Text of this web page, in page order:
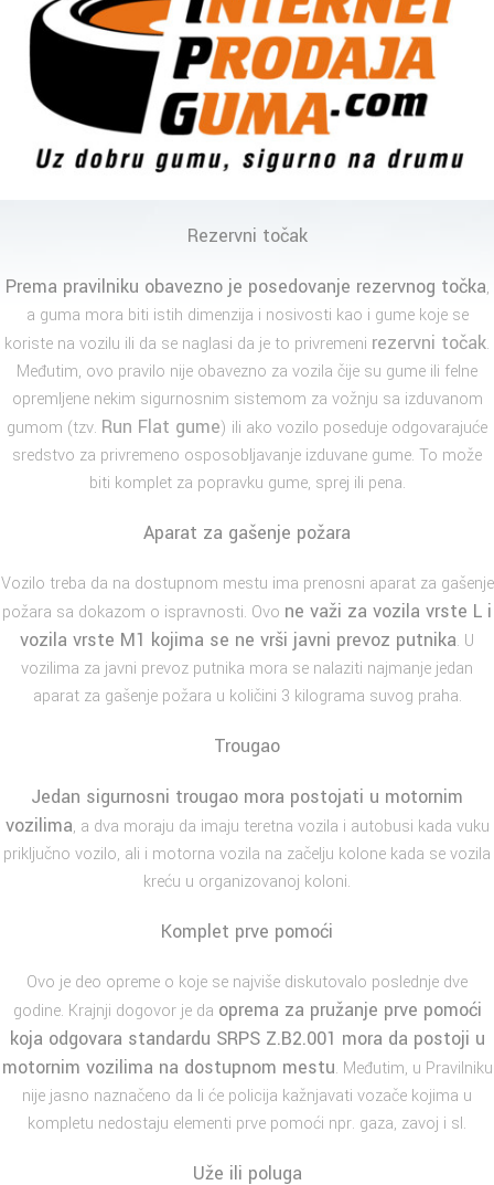
Rezervni točak
Prema pravilniku obavezno je posedovanje rezervnog točka,
a guma mora biti istih dimenzija i nosivosti kao i gume koje se
koriste na vozilu ili da se naglasi da je to privremeni rezervni točak.
Međutim, ovo pravilo nije obavezno za vozila čije su gume ili felne
opremljene nekim sigurnosnim sistemom za vožnju sa izduvanom
gumom (tzv. Run Flat gume) ili ako vozilo poseduje odgovarajuće
sredstvo za privremeno osposobljavanje izduvane gume. To može
biti komplet za popravku gume, sprej ili pena.
Aparat za gašenje požara
Vozilo treba da na dostupnom mestu ima prenosni aparat za gašenje
požara sa dokazom o ispravnosti. Ovo ne važi za vozila vrste L i
vozila vrste M1 kojima se ne vrši javni prevoz putnika. U
vozilima za javni prevoz putnika mora se nalaziti najmanje jedan
aparat za gašenje požara u količini 3 kilograma suvog praha.
Trougao
Jedan sigurnosni trougao mora postojati u motornim
vozilima, a dva moraju da imaju teretna vozila i autobusi kada vuku
priključno vozilo, ali i motorna vozila na začelju kolone kada se vozila
kreću u organizovanoj koloni.
Komplet prve pomoći
Ovo je deo opreme o koje se najviše diskutovalo poslednje dve
godine. Krajnji dogovor je da oprema za pružanje prve pomoći
koja odgovara standardu SRPS Z.B2.001 mora da postoji u
motornim vozilima na dostupnom mestu. Međutim, u Pravilniku
nije jasno naznačeno da li će policija kažnjavati vozače kojima u
kompletu nedostaju elementi prve pomoći npr. gaza, zavoj i sl.
Uže ili poluga